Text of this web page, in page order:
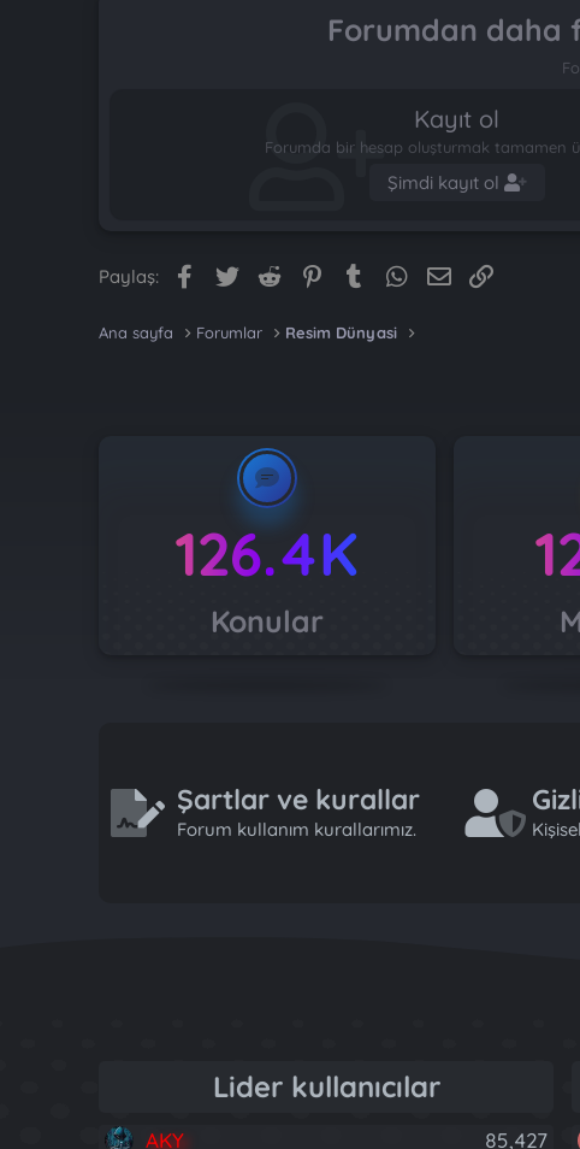
Forumdan daha
Kayıt ol
Forumda bir hesap oluşturmak tamamen
Şimdi kayıt ol
Paylaş: Facebook
Twitter Reddit PinterestTumblrWhatsApp
E-posta
Ana sayfa Forumlar Resim Dünyasi
126.4K
Konular
Şartlar ve kurallar
Forum kullanım kurallarımız.
Lider kullanıcılar
AKY 85,427